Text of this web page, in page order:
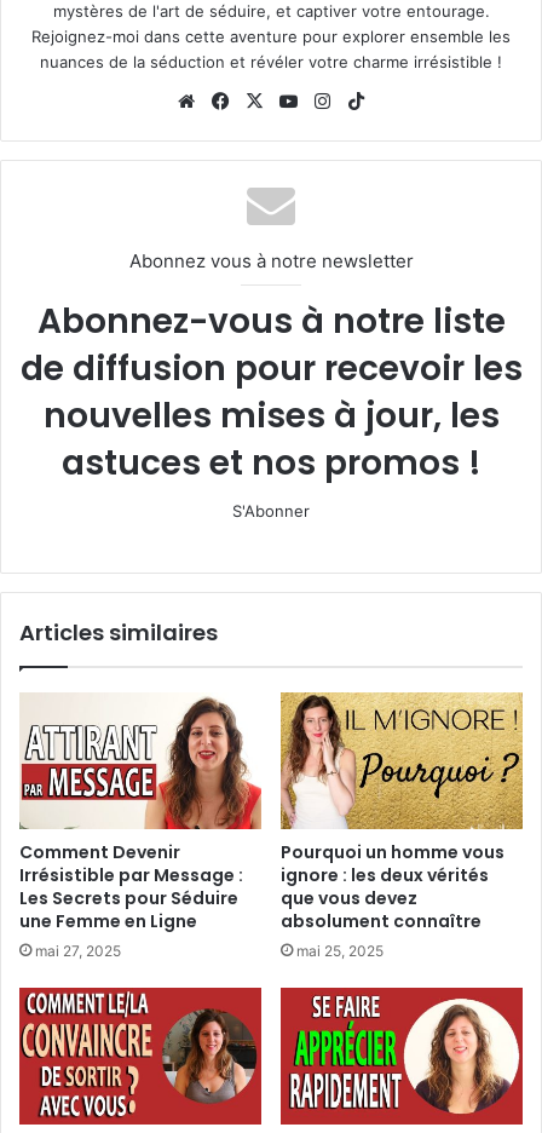
mystères de l'art de séduire, et captiver votre entourage.
Rejoignez-moi dans cette aventure pour explorer ensemble les
nuances de la séduction et révéler votre charme irrésistible !
WebsiteFacebook
X YouTubeInstagram
Abonnez vous à notre newsletter
Abonnez-vous à notre liste
de diffusion pour recevoir les
nouvelles mises à jour, les
astuces et nos promos !
S'Abonner
Articles similaires
Comment Devenir
Irrésistible par Message :
Les Secrets pour Séduire
une Femme en Ligne
mai 27, 2025
Pourquoi un homme vous
ignore : les deux vérités
que vous devez
absolument connaître
mai 25, 2025